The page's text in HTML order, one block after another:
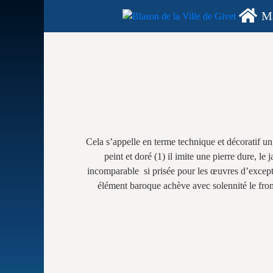
Cela s’appelle en terme technique et décoratif
peint et doré (1) il imite une pierre dure, le
incomparable si prisée pour les œuvres
élément baroque achève avec solennité le